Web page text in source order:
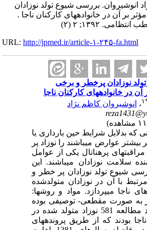
انوشیروان. بررسی شیوع تولد نوزادان
بر آن در خانواده‏های کارکنان ناجا .
۱۳۹۲; ۲ (۲)
URL:http://jpmed.ir/article-۱-۲۴۵-fa.html
نوزادان پرخطر و برخی
در خانواده‏های کارکنان ناجا
،انوشیروان کاظم نژاد
که بدلایل شرایط حین بارداری یا
عوارض می‏باشند را نوزاد پر
پره‏ناتال یکی از عوامل
سلامت نوزادان می‏باشند. این
شیوع تولد نوزادان پر خطر و
با آن در نوزادان متولد‌شده
ناجا می‏پردازد. مواد و روش‏ها:
به صورت مقطعی‌- توصیفی بوده
و جامعه مورد مطالعه 581 نوزاد متولد شده در
بودند که از طریق پرونده‏های